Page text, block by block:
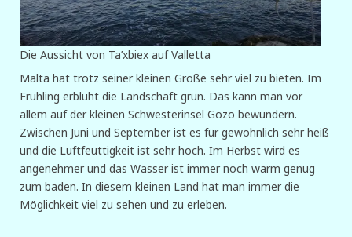
Die Aussicht von Ta’xbiex auf Valletta
Malta hat trotz seiner kleinen Größe sehr viel zu bieten. Im
Frühling erblüht die Landschaft grün. Das kann man vor
allem auf der kleinen Schwesterinsel Gozo bewundern.
Zwischen Juni und September ist es für gewöhnlich sehr heiß
und die Luftfeuttigkeit ist sehr hoch. Im Herbst wird es
angenehmer und das Wasser ist immer noch warm genug
zum baden. In diesem kleinen Land hat man immer die
Möglichkeit viel zu sehen und zu erleben.